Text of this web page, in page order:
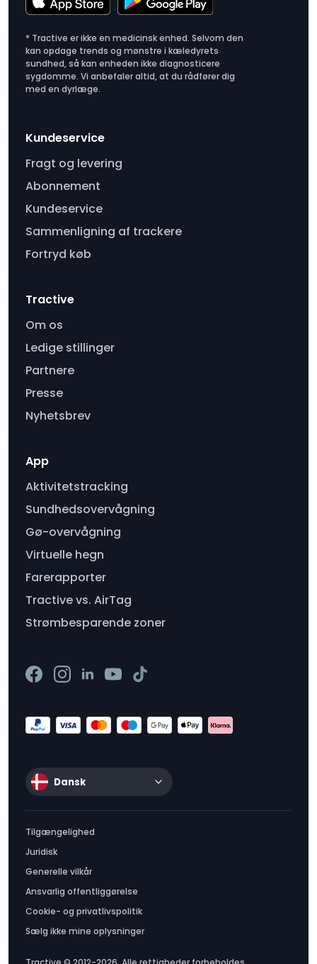
* Tractive er ikke en medicinsk enhed. Selvom den
kan opdage trends og mønstre i kæledyrets
sundhed, så kan enheden ikke diagnosticere
sygdomme. Vi anbefaler altid, at du rådfører dig
med en dyrlæge.
Kundeservice
Fragt og levering
Abonnement
Kundeservice
Sammenligning af trackere
Fortryd køb
Tractive
Om os
Ledige stillinger
Partnere
Presse
Nyhetsbrev
App
Aktivitetstracking
Sundhedsovervågning
Gø-overvågning
Virtuelle hegn
Farerapporter
Tractive vs. AirTag
Strømbesparende zoner
Dansk
Tilgængelighed
Juridisk
Generelle vilkår
Ansvarlig offentliggørelse
Cookie- og privatlivspolitik
Sælg ikke mine oplysninger